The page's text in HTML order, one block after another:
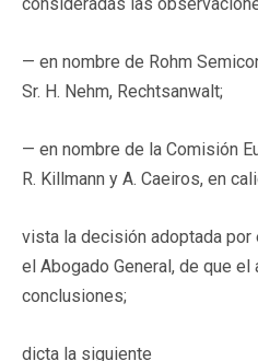
— en nombre de Rohm
Sr. H. Nehm, Rechtsanwalt;
— en nombre de la Comisión
R. Killmann y A. Caeiros, en
vista la decisión adoptada por
el Abogado General, de que
conclusiones;
dicta la siguiente